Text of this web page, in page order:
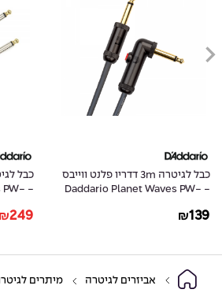
כבל לגיטרה 3m דדריו פלנט ווייבס
- Daddario Planet Waves PW-
₪139
PW-
₪249
אביזרים לגיטרה מיתרים